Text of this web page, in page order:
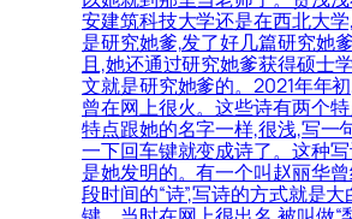
安建筑科技大学还是在西北大
是研究她爹,发了好几篇研究她
且,她还通过研究她爹获得硕士
文就是研究她爹的。2021年年
曾在网上很火。这些诗有两个
特点跟她的名字一样,很浅,写一
一下回车键就变成诗了。这种
是她发明的。有一个叫赵丽华
段时间的“诗”,写诗的方式就是